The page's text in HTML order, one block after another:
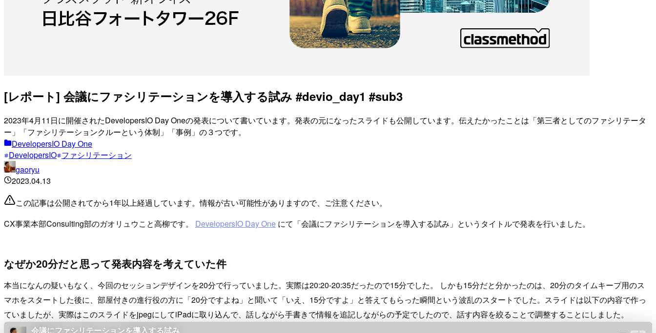
[レポート] 会議にファシリテーションを導入する試み #devio_day1 #sub3
2023年4月11日に開催されたDevelopersIO Day Oneの発表について書いています。発表の元になったスライドも公開しています。伝えたかったことは「第三者としてのファシリテータ
ー」「ファシリテーションクルーという体制」「事例」の３つです。
DevelopersIO Day One
DevelopersIO ファシリテーション
gaoryu
2023.04.13
この記事は公開されてから1年以上経過しています。情報が古い可能性がありますので、ご注意ください。
CX事業本部Consulting部のガオリュウこと高柳です。 DevelopersIO Day One にて「会議にファシリテーションを導入する試み」というタイトルで発表を行いました。
なぜか20分だと思って発表内容を考えていた件
本当になんの疑いもなく、今回のセッションデザインを20分で行っていました。実際は20:20-20:35だったので15分でした。 しかも15分だと分かったのは、20分のタイムキープ用のス
マホをスタートした後に、部屋付きの進行役の方に「20分ですよね」と聞いて「いえ、15分ですよ」と答えてもらった瞬間という波乱のスタートでした。スライドは以下の内容で作っ
ていましたが、実際はこのスライドをjpegにしてiPadに取り込んで、話しながら手書きで情報を追記しながらの予定でしたので、話す内容を絞ることで調整することにしました。